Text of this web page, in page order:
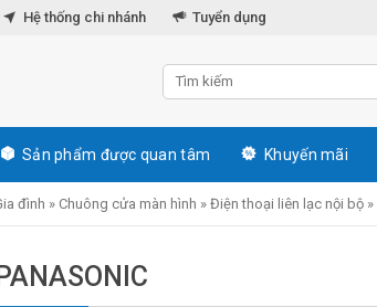
Hệ thống chi nhánh Tuyển dụng
Sản phẩm được quan tâm Khuyến mãi
đình » Chuông cửa màn hình » Điện thoại liên lạc nội bộ »
PANASONIC